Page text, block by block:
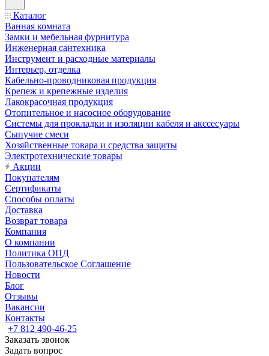
Каталог
Ванная комната
Замки и мебельная фурнитура
Инженерная сантехника
Инструмент и расходные материалы
Интерьер, отделка
Кабельно-проводниковая продукция
Крепеж и крепежные изделия
Лакокрасочная продукция
Отопительное и насосное оборудование
Системы для прокладки и изоляции кабеля и акссесуары
Сыпучие смеси
Хозяйственные товара и средства защиты
Электротехнические товары
Акции
Покупателям
Сертификаты
Способы оплаты
Доставка
Возврат товара
Компания
О компании
Политика ОПД
Пользовательское Соглашение
Новости
Блог
Отзывы
Вакансии
Контакты
+7 812 490-46-25
Заказать звонок
Задать вопрос